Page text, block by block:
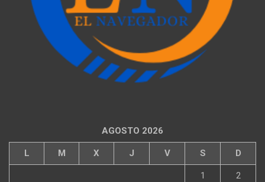
AGOSTO 2026
L M X J V S D
1 2